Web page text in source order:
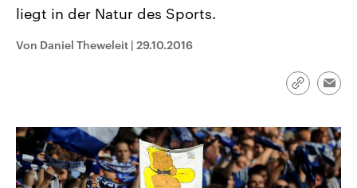
Umfragen, Prognosen,
und Hintergründe zu den Parteien
und Kandidaten der anstehenden
Sendungen Programm
liegt in der Natur des Sports.
Von Daniel Theweleit | 29.10.2016
Link